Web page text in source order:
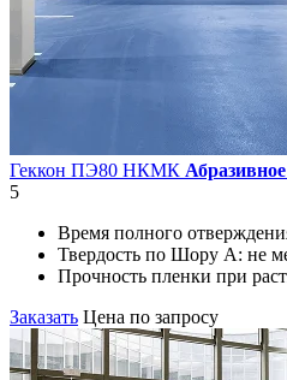
Геккон ПЭ80 НКМК
5
Время полного
Твердость по Шору А: не
Прочность пленки при
Заказать Цена по запросу